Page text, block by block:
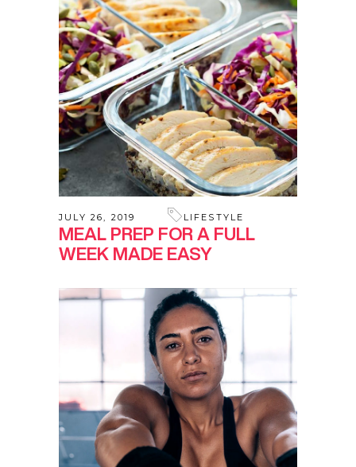
JULY 26, 2019 LIFESTYLE
MEAL PREP FOR A FULL
WEEK MADE EASY